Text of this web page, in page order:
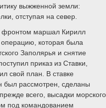
выжженной земли:
отступая на север.
фронтом маршал Кирилл
которая была
Заполярья и снятие
приказ из Ставки,
свой план. В ставке
был рассмотрен, сделаны
всего, высадки морского
под командованием